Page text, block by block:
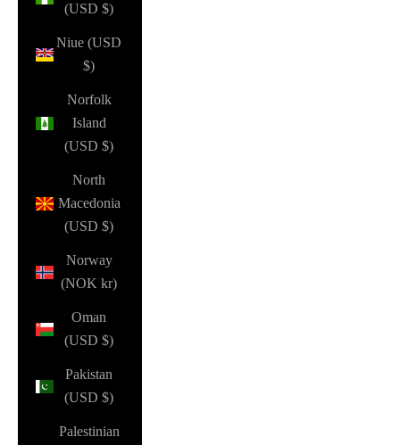
(USD $)
Niue (USD
$)
Norfolk
Island
(USD $)
North
Macedonia
(USD $)
Norway
(NOK kr)
Oman
(USD $)
Pakistan
(USD $)
Palestinian